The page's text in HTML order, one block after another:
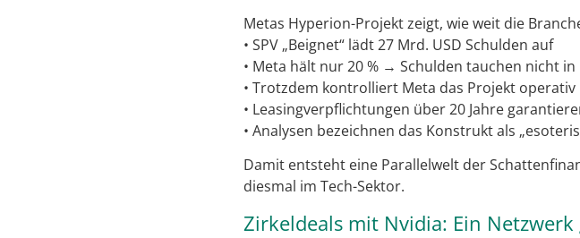
Metas Hyperion-Projekt zeigt, wie weit die
• SPV „Beignet“ lädt 27 Mrd. USD Schulden auf
• Meta hält nur 20 % → Schulden tauchen nicht in
• Trotzdem kontrolliert Meta das Projekt operativ
• Leasingverpflichtungen über 20 Jahre
• Analysen bezeichnen das Konstrukt als
Damit entsteht eine Parallelwelt der
diesmal im Tech-Sektor.
Zirkeldeals mit Nvidia: Ein